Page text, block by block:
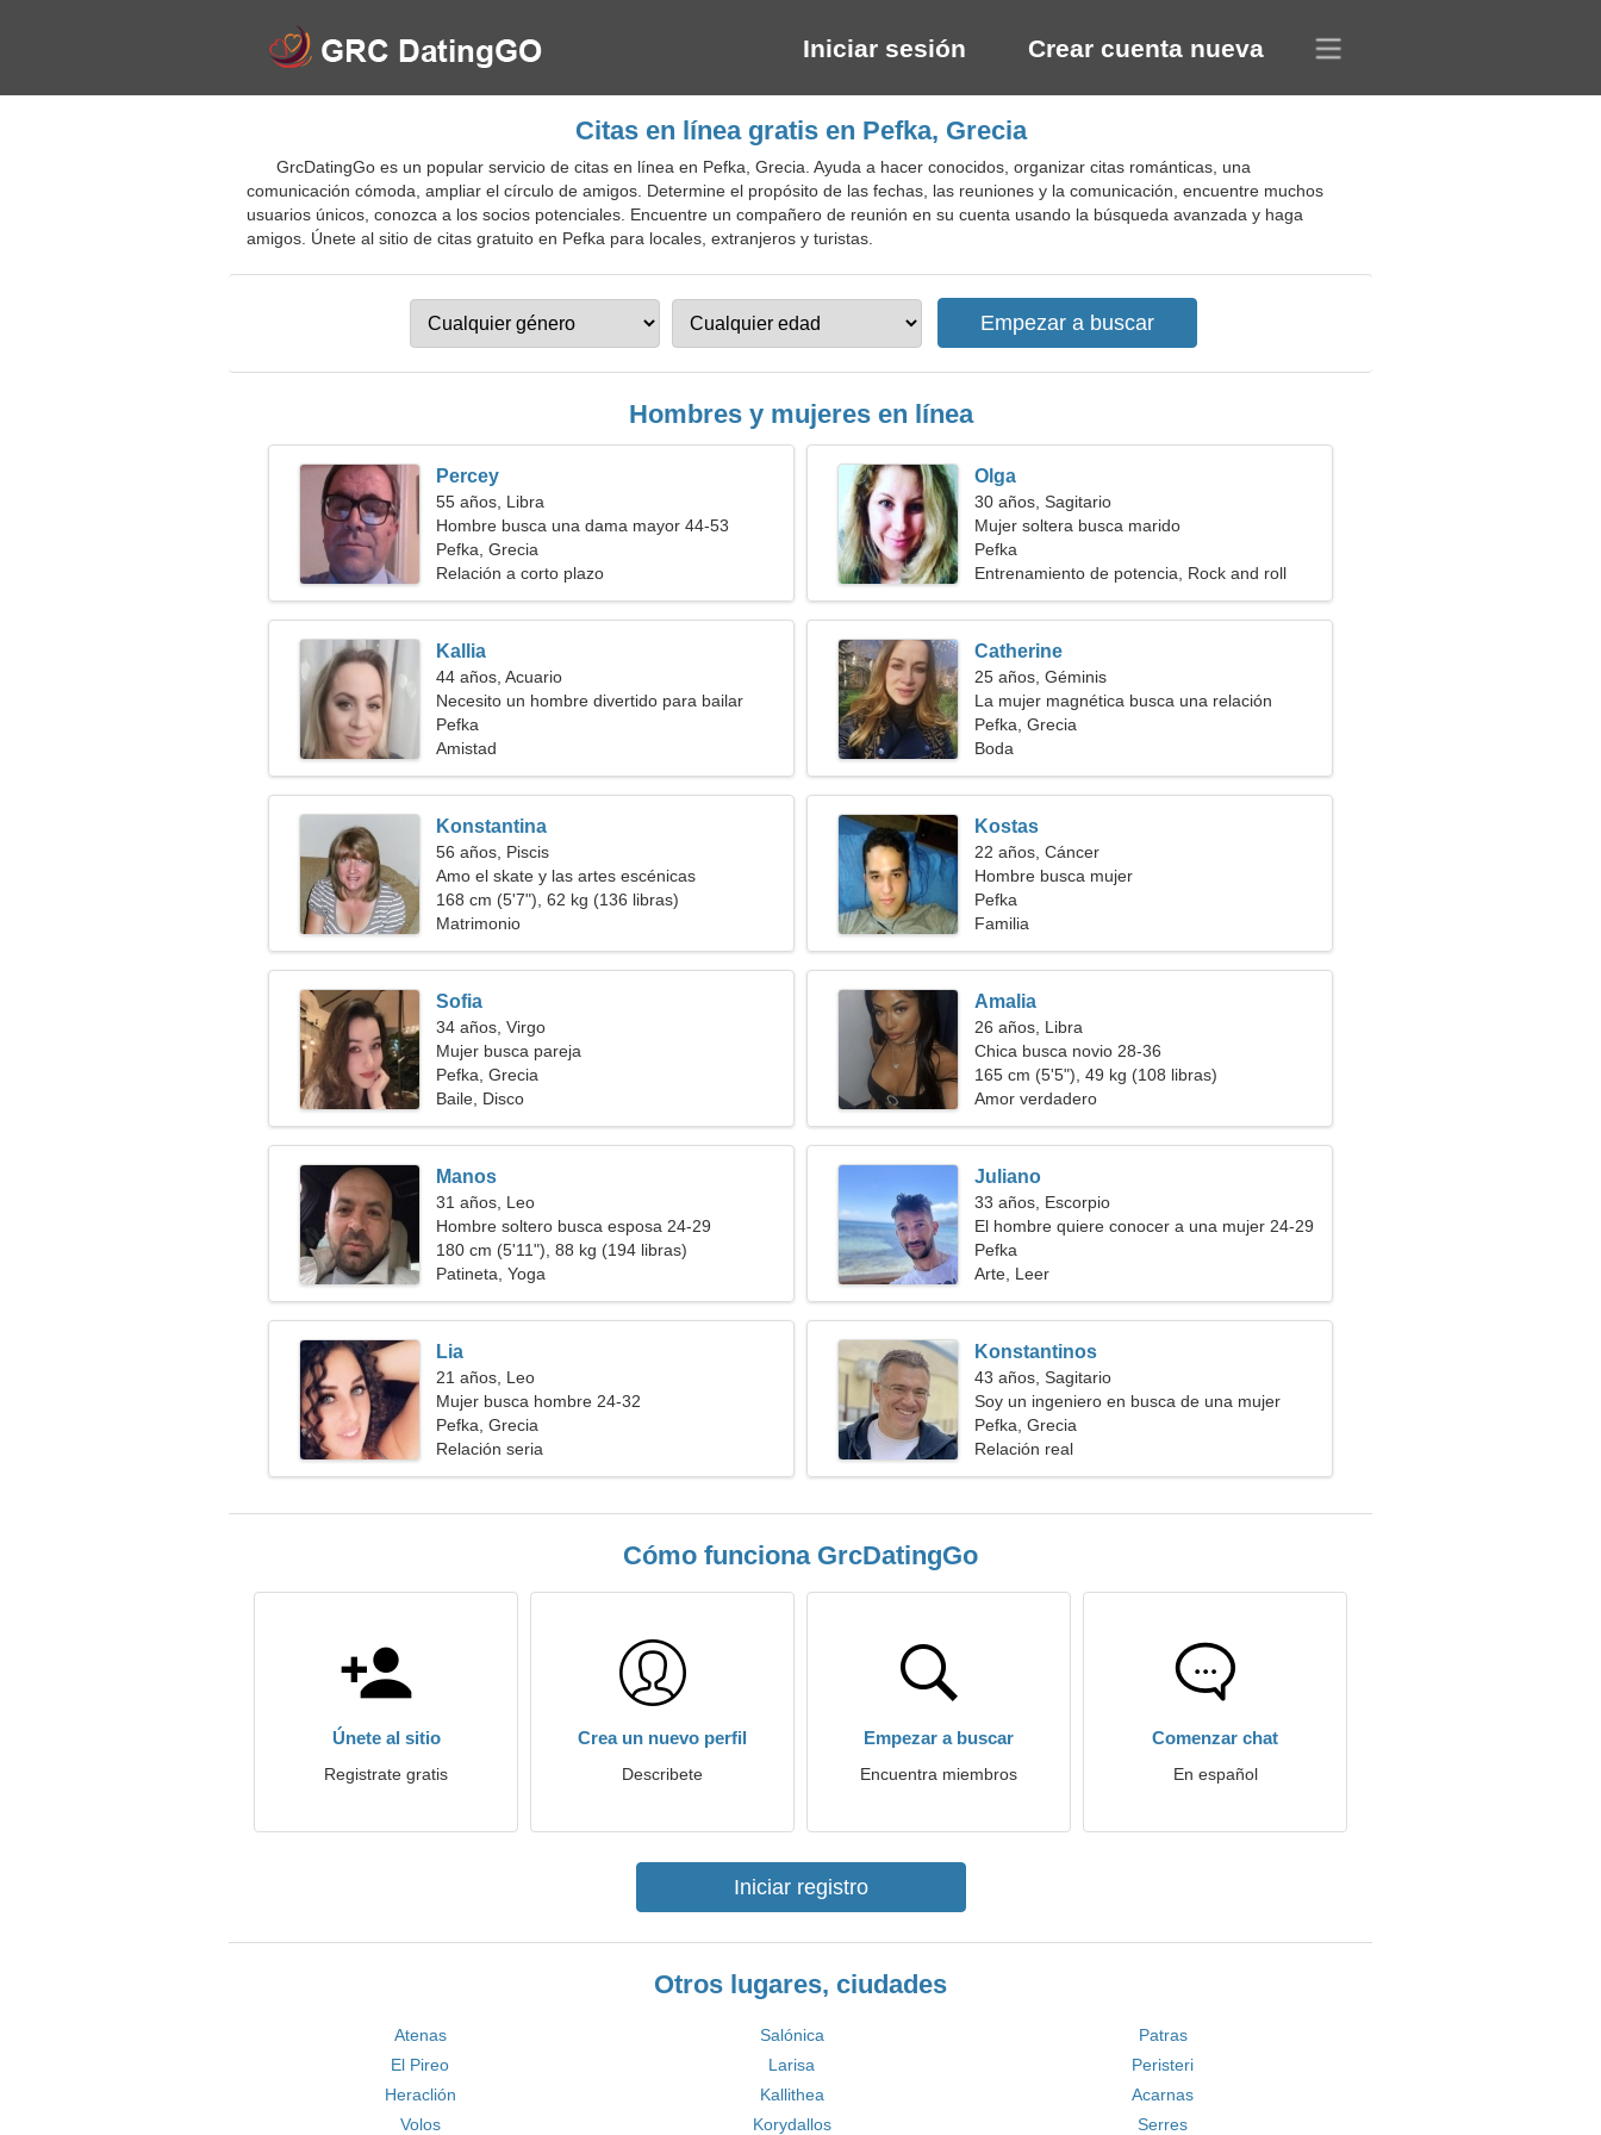
Iniciar sesión Crear cuenta nueva
Citas en línea gratis en Pefka, Grecia
GrcDatingGo es un popular servicio de citas en línea en Pefka, Grecia. Ayuda a hacer conocidos, organizar citas románticas, una
comunicación cómoda, ampliar el círculo de amigos. Determine el propósito de las fechas, las reuniones y la comunicación, encuentre muchos
usuarios únicos, conozca a los socios potenciales. Encuentre un compañero de reunión en su cuenta usando la búsqueda avanzada y haga
amigos. Únete al sitio de citas gratuito en Pefka para locales, extranjeros y turistas.
Hombres y mujeres en línea
Percey
55 años, Libra
Hombre busca una dama mayor 44-53
Pefka, Grecia
Relación a corto plazo
Olga
30 años, Sagitario
Mujer soltera busca marido
Pefka
Entrenamiento de potencia, Rock and roll
Kallia
44 años, Acuario
Necesito un hombre divertido para bailar
juntos
Pefka
Amistad
Catherine
25 años, Géminis
La mujer magnética busca una relación
Pefka, Grecia
Boda
Konstantina
56 años, Piscis
Amo el skate y las artes escénicas
168 cm (5'7"), 62 kg (136 libras)
Matrimonio
Kostas
22 años, Cáncer
Hombre busca mujer
Pefka
Familia
Sofia
34 años, Virgo
Mujer busca pareja
Pefka, Grecia
Baile, Disco
Amalia
26 años, Libra
Chica busca novio 28-36
165 cm (5'5"), 49 kg (108 libras)
Amor verdadero
Manos
31 años, Leo
Hombre soltero busca esposa 24-29
180 cm (5'11"), 88 kg (194 libras)
Patineta, Yoga
Juliano
33 años, Escorpio
El hombre quiere conocer a una mujer 24-29
Pefka
Arte, Leer
Lia
21 años, Leo
Mujer busca hombre 24-32
Pefka, Grecia
Relación seria
Konstantinos
43 años, Sagitario
Soy un ingeniero en busca de una mujer
inusual
Pefka, Grecia
Relación real
Cómo funciona GrcDatingGo
Únete al sitio
Registrate gratis
Crea un nuevo perfil
Describete
Empezar a buscar
Encuentra miembros
Comenzar chat
En español
Iniciar registro
Otros lugares, ciudades
Atenas Salónica
Patras
El Pireo
Larisa
Peristeri
Heraclión
Kallithea
Acarnas
Volos
Korydallos Serres